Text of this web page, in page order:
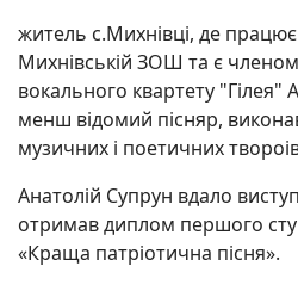
житель с.Михнівці, де
Михнівській ЗОШ та є
вокального квартету "Гілея"
менш відомий пісняр,
музичних і поетичних
Анатолій Супрун вдало
отримав диплом першого
«Краща патріотична пісня».